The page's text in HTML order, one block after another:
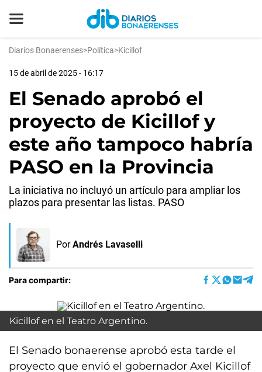
Diarios Bonaerenses>Política>Kicillof
15 de abril de 2025 - 16:17
El Senado aprobó el
proyecto de Kicillof y
este año tampoco habría
PASO en la Provincia
La iniciativa no incluyó un artículo para ampliar los
plazos para presentar las listas. PASO
Por Andrés Lavaselli
Para compartir:
Kicillof en el Teatro Argentino.
El Senado bonaerense aprobó esta tarde el
proyecto que envió el gobernador Axel Kicillof